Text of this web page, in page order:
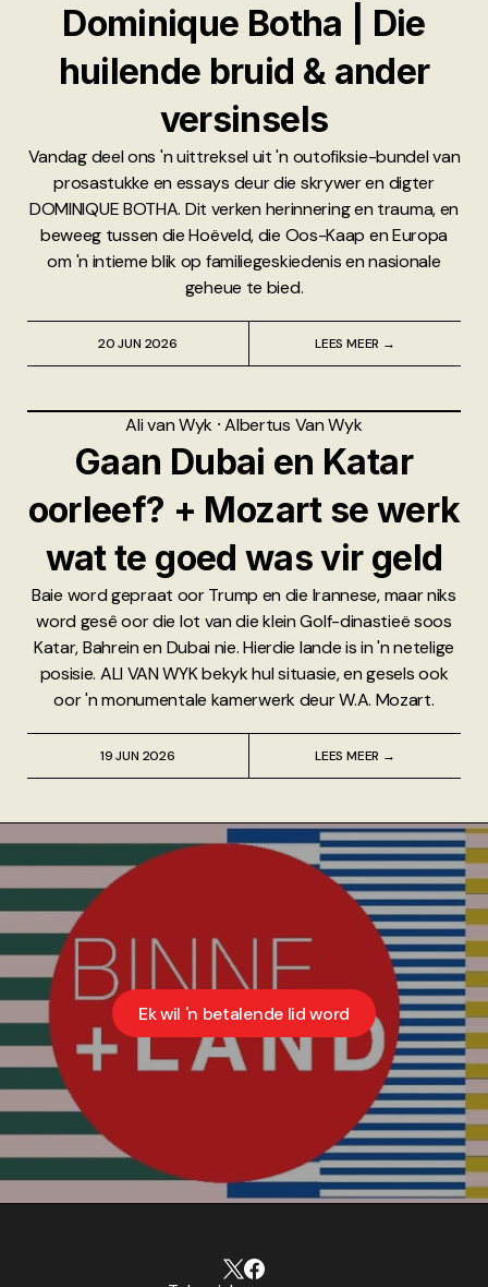
Dominique Botha | Die
huilende bruid & ander
versinsels
Vandag deel ons 'n uittreksel uit 'n outofiksie-bundel van
prosastukke en essays deur die skrywer en digter
DOMINIQUE BOTHA. Dit verken herinnering en trauma, en
beweeg tussen die Hoëveld, die Oos-Kaap en Europa
om 'n intieme blik op familiegeskiedenis en nasionale
geheue te bied.
20 JUN 2026 LEES MEER →
Ali van Wyk ⸱Albertus Van Wyk
Gaan Dubai en Katar
oorleef? + Mozart se werk
wat te goed was vir geld
Baie word gepraat oor Trump en die Irannese, maar niks
word gesê oor die lot van die klein Golf-dinastieë soos
Katar, Bahrein en Dubai nie. Hierdie lande is in 'n netelige
posisie. ALI VAN WYK bekyk hul situasie, en gesels ook
oor 'n monumentale kamerwerk deur W.A. Mozart.
19 JUN 2026 LEES MEER →
Ek wil 'n betalende lid word